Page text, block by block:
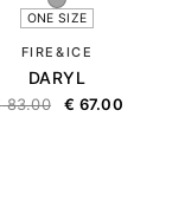
ONE SIZE
FIRE&ICE
DARYL
83.00 € 67.00